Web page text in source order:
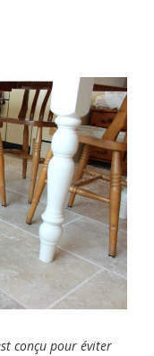
conçu pour éviter